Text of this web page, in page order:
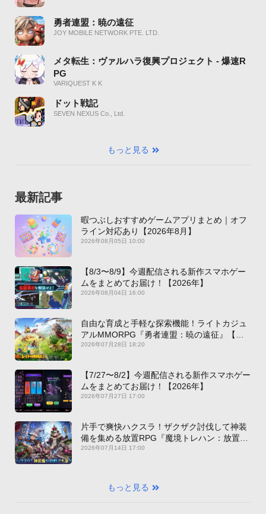
勇者連盟：暁の遠征
JOY MOBILE NETWORK PTE. LTD.
メタ転生：ヴァルハラ復興プロジェクト - 爆速R
PG
VARIQUEST K K
ドット戦記
SEVEN NEXUS Co., Ltd.
もっと見る
最新記事
暇つぶしおすすめゲームアプリまとめ｜オフ
ライン対応あり【2026年8月】
2026年08月05日 10:00
【8/3〜8/9】今週配信される新作スマホゲー
ムをまとめてお届け！【2026年】
2026年08月04日 16:00
自由な育成と手軽な探索機能！ライトカジュ
アルMMORPG『勇者連盟：暁の遠征』【最
新作PICKUP】
2026年07月28日 18:20
【7/27〜8/2】今週配信される新作スマホゲー
ムをまとめてお届け！【2026年】
2026年07月27日 17:00
片手で爽快ハクスラ！ザクザク討伐して神装
備を集める放置RPG『魔境トレハン：放置で
神装備』【最新作PICKUP】
2026年07月14日 17:00
もっと見る